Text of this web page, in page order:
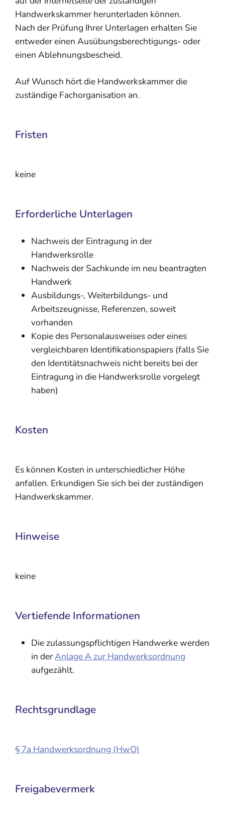
Handwerkskammer herunterladen können.
Nach der Prüfung Ihrer Unterlagen erhalten Sie
entweder einen Ausübungsberechtigungs- oder
einen Ablehnungsbescheid.
Auf Wunsch hört die Handwerkskammer die
zuständige Fachorganisation an.
Fristen
keine
Erforderliche Unterlagen
Nachweis der Eintragung in der
Handwerksrolle
Nachweis der Sachkunde im neu beantragten
Handwerk
Ausbildungs-, Weiterbildungs- und
Arbeitszeugnisse, Referenzen, soweit
vorhanden
Kopie des Personalausweises oder eines
vergleichbaren Identifikationspapiers (falls Sie
den Identitätsnachweis nicht bereits bei der
Eintragung in die Handwerksrolle vorgelegt
haben)
Kosten
Es können Kosten in unterschiedlicher Höhe
anfallen. Erkundigen Sie sich bei der zuständigen
Handwerkskammer.
Hinweise
keine
Vertiefende Informationen
Die zulassungspflichtigen Handwerke werden
in derAnlage A zur Handwerksordnung
aufgezählt.
Rechtsgrundlage
§ 7a Handwerksordnung (HwO)
Freigabevermerk